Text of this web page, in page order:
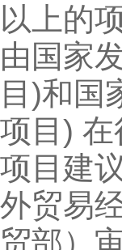
以上的
由国家
目)和国
项目)
项目建
外贸易
贸部）